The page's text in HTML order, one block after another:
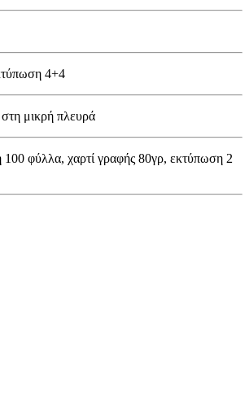
4+4
μικρή πλευρά
100 φύλλα, χαρτί γραφής 80γρ, εκτύπωση 2